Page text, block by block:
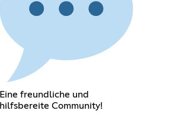
Eine freundliche und
hilfsbereite Community!